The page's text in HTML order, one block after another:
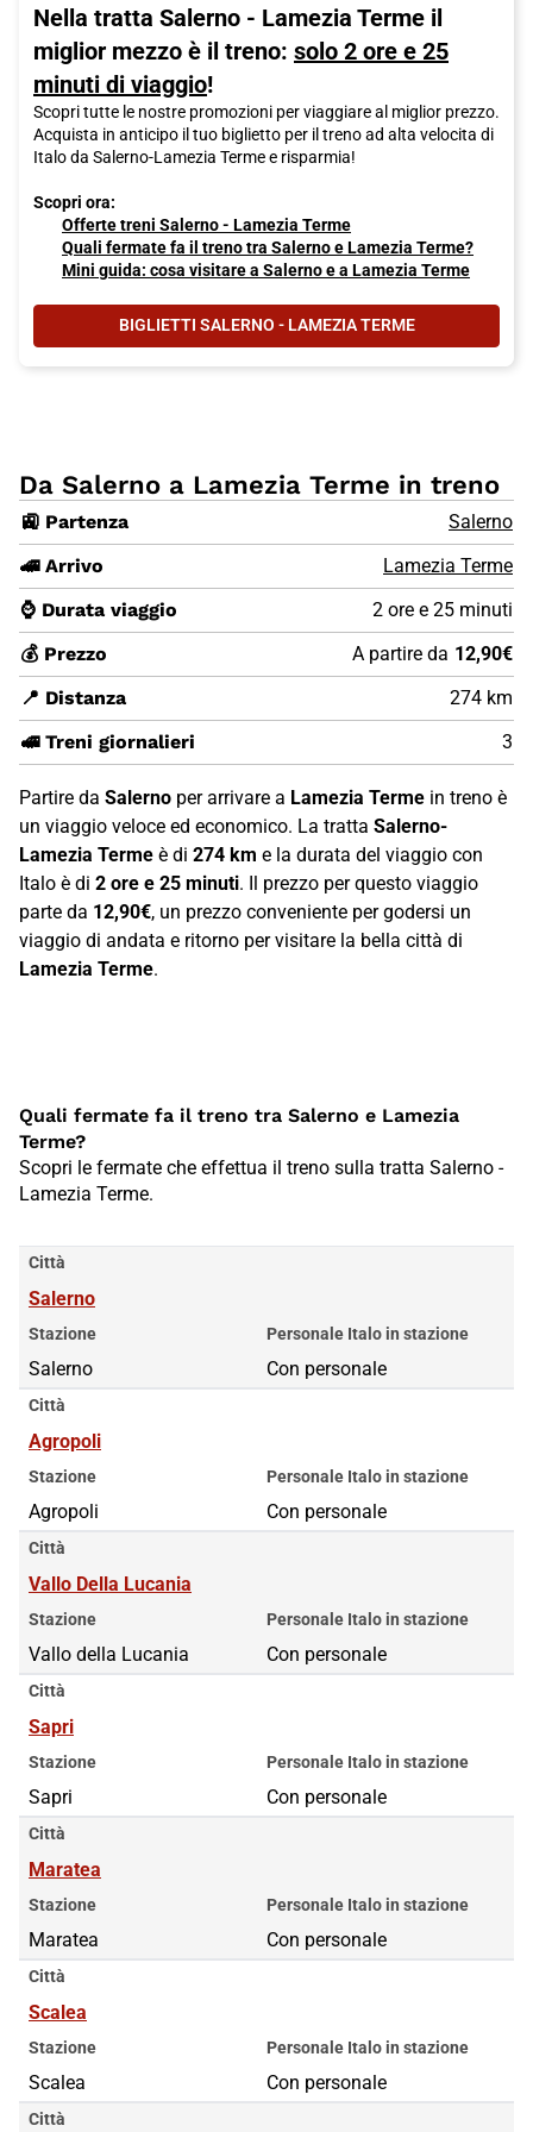
Nella tratta Salerno - Lamezia Terme il
miglior mezzo è il treno: solo 2 ore e 25
minuti di viaggio!
Scopri tutte le nostre promozioni per viaggiare al miglior prezzo.
Acquista in anticipo il tuo biglietto per il treno ad alta velocita di
Italo da Salerno-Lamezia Terme e risparmia!
Scopri ora:
Offerte treni Salerno - Lamezia Terme
Quali fermate fa il treno tra Salerno e Lamezia Terme?
Mini guida: cosa visitare a Salerno e a Lamezia Terme
BIGLIETTI SALERNO - LAMEZIA TERME
Da Salerno a Lamezia Terme in treno
🚉 Partenza
Salerno
🚄 Arrivo
Lamezia Terme
⌚ Durata viaggio
2 ore e 25 minuti
💰 Prezzo
A partire da 12,90€
📍 Distanza
274 km
🚅 Treni giornalieri
3
Partire da Salerno per arrivare a Lamezia Terme in treno è
un viaggio veloce ed economico. La tratta Salerno-
Lamezia Terme è di 274 km e la durata del viaggio con
Italo è di 2 ore e 25 minuti. Il prezzo per questo viaggio
parte da 12,90€, un prezzo conveniente per godersi un
viaggio di andata e ritorno per visitare la bella città di
Lamezia Terme.
Quali fermate fa il treno tra Salerno e Lamezia
Terme?
Scopri le fermate che effettua il treno sulla tratta Salerno -
Lamezia Terme.
Città
Salerno
Stazione
Salerno
Personale Italo in stazione
Con personale
Città
Agropoli
Stazione
Agropoli
Personale Italo in stazione
Con personale
Città
Vallo Della Lucania
Stazione
Vallo della Lucania
Personale Italo in stazione
Con personale
Città
Sapri
Stazione
Sapri
Personale Italo in stazione
Con personale
Città
Maratea
Stazione
Maratea
Personale Italo in stazione
Con personale
Città
Scalea
Stazione
Scalea
Personale Italo in stazione
Con personale
Città